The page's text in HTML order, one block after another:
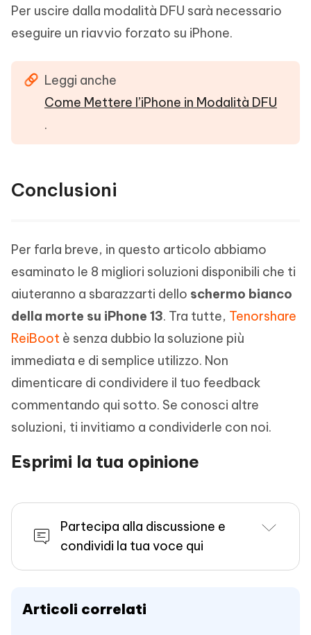
Per uscire dalla modalità DFU sarà necessario
eseguire un riavvio forzato su iPhone.
Leggi anche
Come Mettere l’iPhone in Modalità DFU
.
Conclusioni
Per farla breve, in questo articolo abbiamo
esaminato le 8 migliori soluzioni disponibili che ti
aiuteranno a sbarazzarti dello schermo bianco
della morte su iPhone 13. Tra tutte, Tenorshare
ReiBoot è senza dubbio la soluzione più
immediata e di semplice utilizzo. Non
dimenticare di condividere il tuo feedback
commentando qui sotto. Se conosci altre
soluzioni, ti invitiamo a condividerle con noi.
Esprimi la tua opinione
Partecipa alla discussione e
condividi la tua voce qui
Articoli correlati